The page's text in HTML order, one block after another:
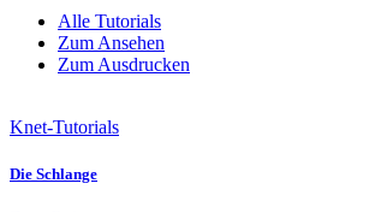
Alle Tutorials
Zum Ansehen
Zum Ausdrucken
Knet-Tutorials
Die Schlange